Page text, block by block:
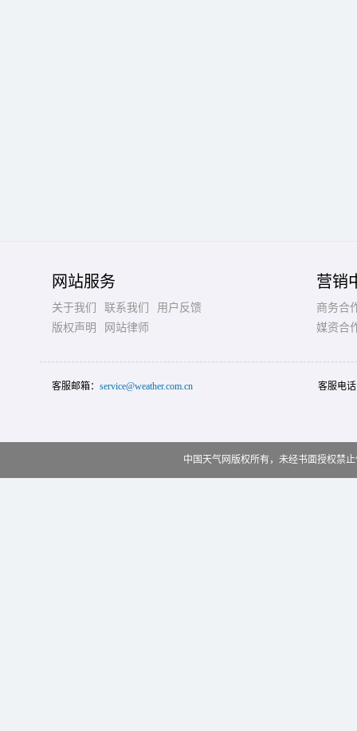
网站服务
关于我们 联系我们
用户反馈
版权声明
网站律师
营销
商务合
媒资合
客服邮箱： service@weather.com.cn 客服电
中国天气网版权所有，未经书面授权